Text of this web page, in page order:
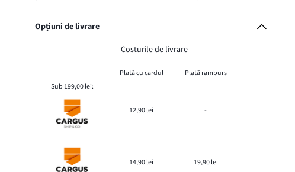
Opțiuni de livrare
Costurile de livrare
Plată cu cardul
Plată ramburs
Sub 199,00 lei:
12,90 lei -
14,90 lei 19,90 lei